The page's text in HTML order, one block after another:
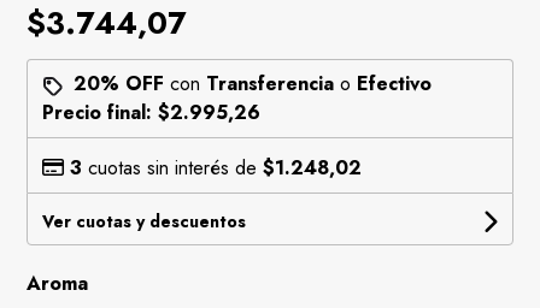
$3.744,07
20% OFF con Transferencia o Efectivo
Precio final:$2.995,26
3 cuotas sin interés de$1.248,02
Ver cuotas y descuentos
Aroma